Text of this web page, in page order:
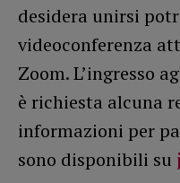
desidera unirsi
videoconferenza
Zoom. L’ingresso
è richiesta alcuna
informazioni per
sono disponibili su